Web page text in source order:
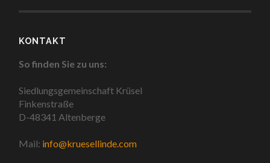
KONTAKT
So finden Sie zu uns:
Siedlungsgemeinschaft Krüsel
Finkenstraße
D-48341 Altenberge
Mail: info@kruesellinde.com